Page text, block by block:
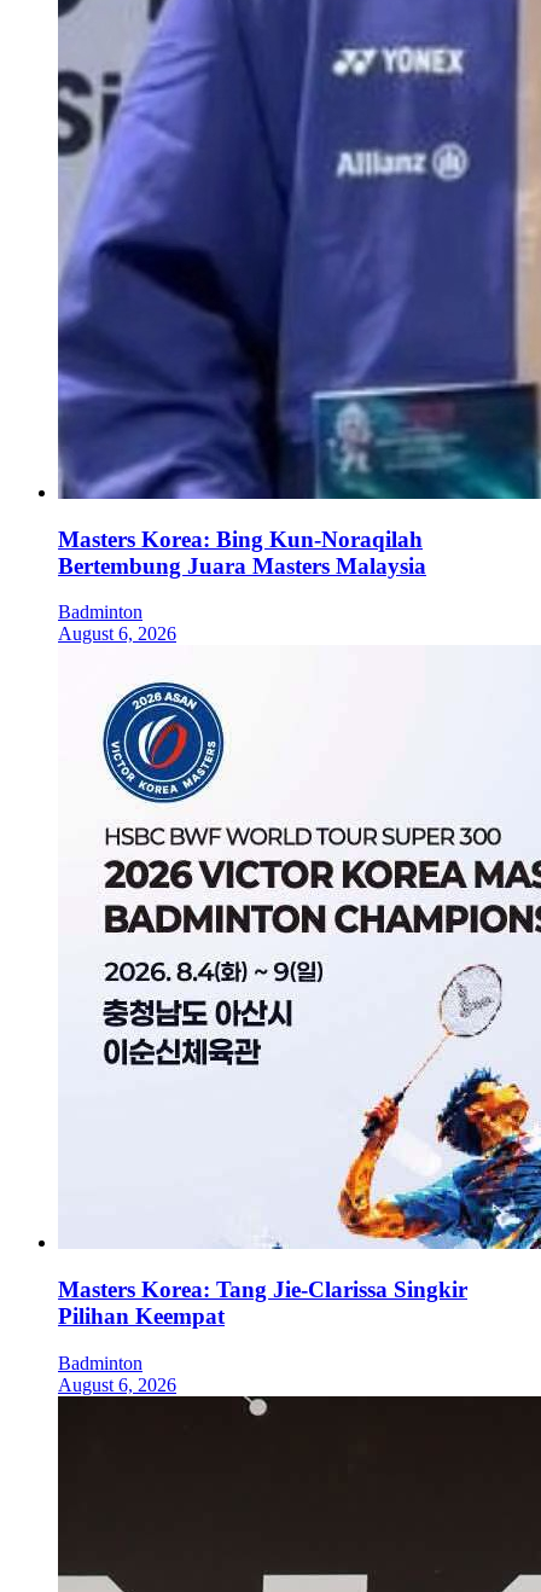
Masters Korea: Bing Kun-Noraqilah
Bertembung Juara Masters Malaysia
Badminton
August 6, 2026
Masters Korea: Tang Jie-Clarissa Singkir
Pilihan Keempat
Badminton
August 6, 2026